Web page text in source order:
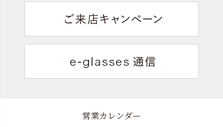
営業カレンダー